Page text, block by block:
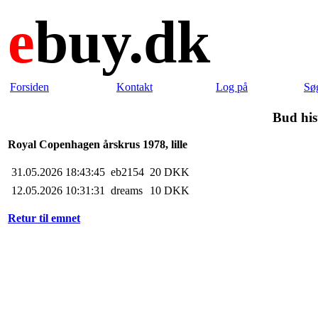
ebuy.dk
Forsiden Kontakt Log på
Bud
Royal Copenhagen årskrus 1978, lille
31.05.2026 18:43:45 eb2154 20 DKK
12.05.2026 10:31:31 dreams 10 DKK
Retur til emnet